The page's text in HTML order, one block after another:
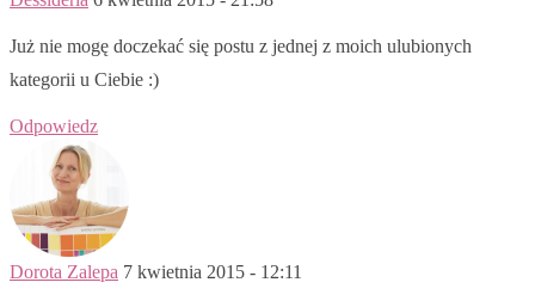
Już nie mogę doczekać się postu z jednej z moich ulubionych
kategorii u Ciebie :)
Odpowiedz
Dorota Zalepa 7 kwietnia 2015 - 12:11